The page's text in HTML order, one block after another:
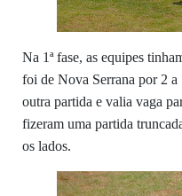
Na 1ª fase, as equipes
foi de Nova Serrana por 2
outra partida e valia vaga
fizeram uma partida
os lados.